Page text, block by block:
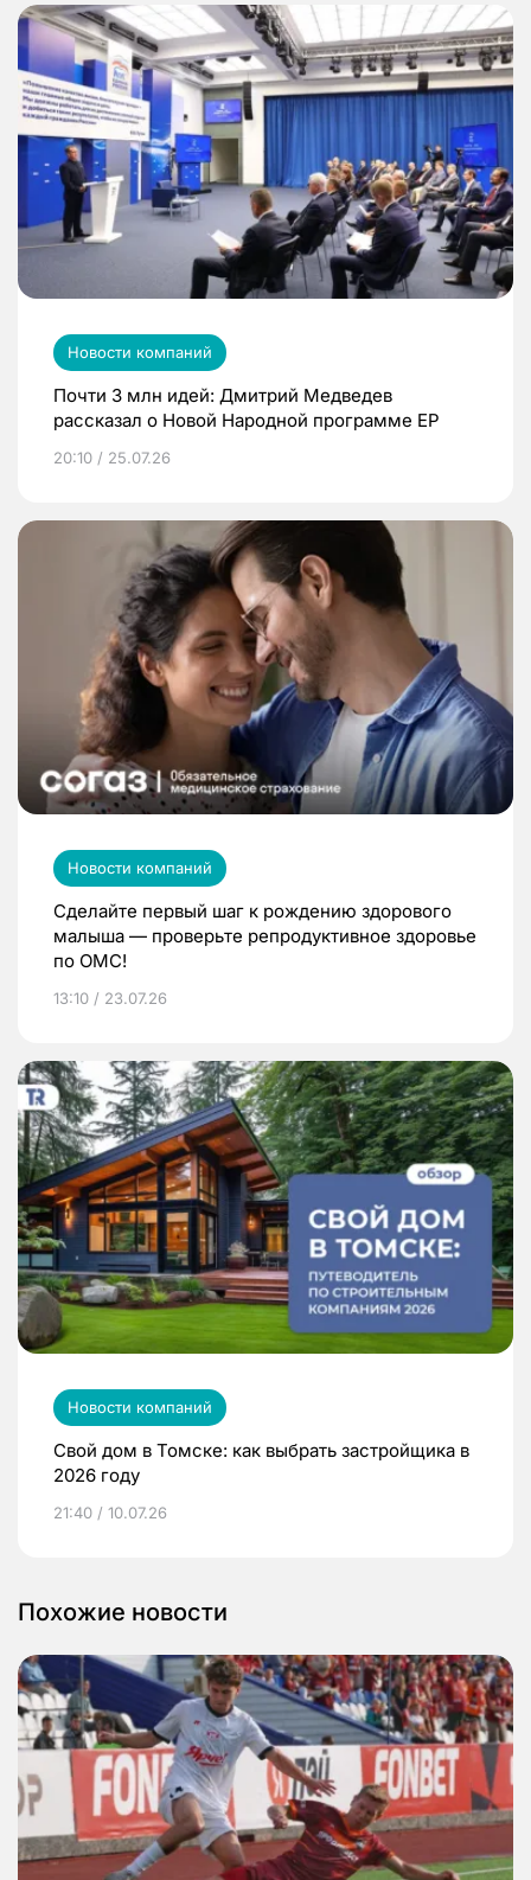
Новости компаний
Почти 3 млн идей: Дмитрий Медведев
рассказал о Новой Народной программе ЕР
20:10 / 25.07.26
Новости компаний
Сделайте первый шаг к рождению здорового
малыша — проверьте репродуктивное здоровье
по ОМС!
13:10 / 23.07.26
Новости компаний
Свой дом в Томске: как выбрать застройщика в
2026 году
21:40 / 10.07.26
Похожие новости